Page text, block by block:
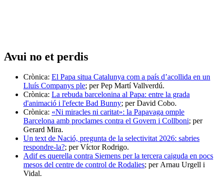
Avui no et perdis
Crònica: El Papa situa Catalunya com a país d’acollida en un
Lluís Companys ple; per Pep Martí Vallverdú.
Crònica: La rebuda barcelonina al Papa: entre la grada
d'animació i l'efecte Bad Bunny; per David Cobo.
Crònica: «Ni miracles ni caritat»: la Papavaga omple
Barcelona amb proclames contra el Govern i Collboni; per
Gerard Mira.
Un text de Nació, pregunta de la selectivitat 2026: sabries
respondre-la?; per Víctor Rodrigo.
Adif es querella contra Siemens per la tercera caiguda en pocs
mesos del centre de control de Rodalies; per Arnau Urgell i
Vidal.